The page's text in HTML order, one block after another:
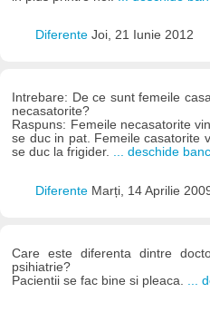
Diferente Joi, 21 Iunie 2012
Intrebare: De ce sunt femeile
necasatorite?
Raspuns: Femeile necasatorite
se duc in pat. Femeile casatorite
se duc la frigider. ... deschide
Diferente Marți, 14 Aprilie
Care este diferenta dintre
psihiatrie?
Pacientii se fac bine si pleaca. ...